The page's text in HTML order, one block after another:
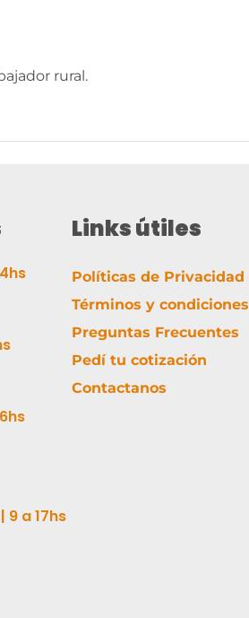
rural.
a 17hs
Links útiles
Políticas de Privacidad
Términos y condiciones
Preguntas Frecuentes
Pedí tu cotización
Contactanos